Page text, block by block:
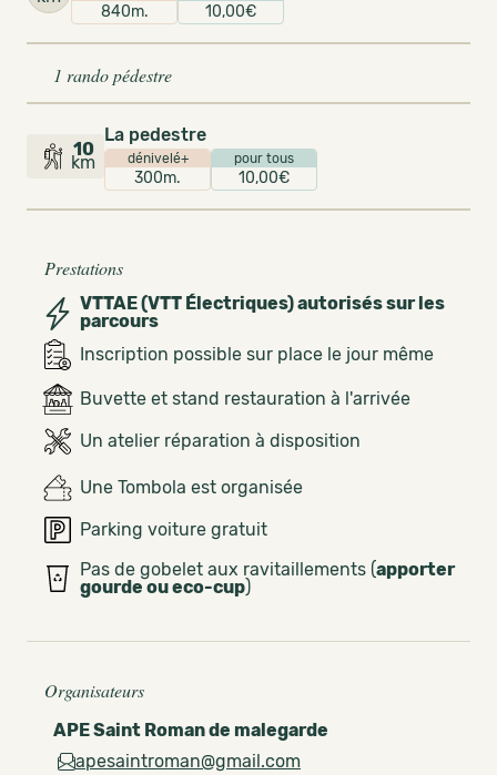
840m. 10,00€
1 rando pédestre
10
km
La pedestre
dénivelé+
300m.
pour tous
10,00€
Prestations
VTTAE (VTT Électriques) autorisés sur les
parcours
Inscription possible sur place le jour même
Buvette et stand restauration à l'arrivée
Un atelier réparation à disposition
Une Tombola est organisée
Parking voiture gratuit
Pas de gobelet aux ravitaillements (apporter
gourde ou eco-cup)
Organisateurs
APE Saint Roman de malegarde
apesaintroman@gmail.com